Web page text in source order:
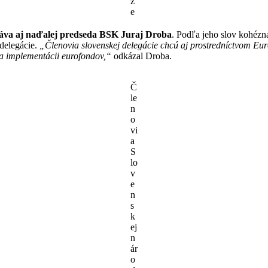
e
aj naďalej predseda BSK Juraj Droba. Podľa jeho slov
„Členovia slovenskej delegácie chcú aj prostredníctvom
implementácii eurofondov,“ odkázal Droba.
Č
le
n
o
vi
a
S
lo
v
e
n
s
k
ej
n
ár
o